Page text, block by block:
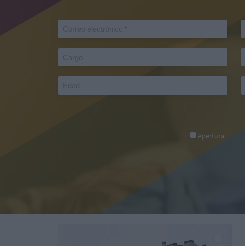
Apertura